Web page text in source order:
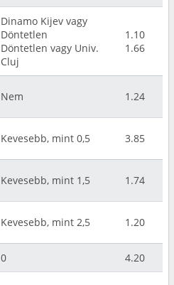
Dinamo Kijev vagy
Döntetlen
Döntetlen vagy Univ.
Cluj
1.10
1.66
Nem 1.24
Kevesebb, mint 0,5 3.85
Kevesebb, mint 1,5 1.74
Kevesebb, mint 2,5 1.20
0 4.20